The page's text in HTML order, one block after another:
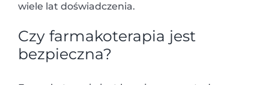
wiele lat doświadczenia.
Czy farmakoterapia jest
bezpieczna?